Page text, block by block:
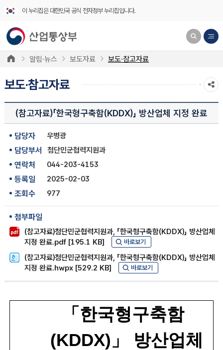
이 누리집은 대한민국 공식 전자정부 누리집입니다.
알림·뉴스 보도자료 보도·참고자료
보도·참고자료
(참고자료)「한국형구축함(KDDX)」 방산업체 지정 완료
담당자 우병광
담당부서 첨단민군협력지원과
연락처 044-203-4153
등록일 2025-02-03
조회수 977
첨부파일
(참고자료)첨단민군협력지원과, 「한국형구축함(KDDX)」 방산업체
지정 완료.pdf [195.1 KB]
바로보기
(참고자료)첨단민군협력지원과, 「한국형구축함(KDDX)」 방산업체
지정 완료.hwpx [529.2 KB]
바로보기
「 한국형구축함
(KDDX) 」 방산업체